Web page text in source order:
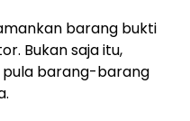
barang bukti
Bukan saja itu,
pula barang-barang